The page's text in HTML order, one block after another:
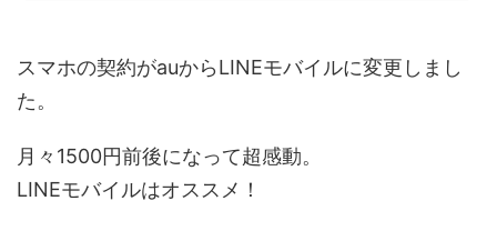
スマホの契約がauからLINEモバイルに変更しまし
た。
月々1500円前後になって超感動。
LINEモバイルはオススメ！